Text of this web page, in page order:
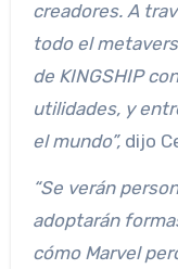
creadores. A
todo el
de KINGSHIP
utilidades, y
el mundo”, dijo
“Se verán
adoptarán
cómo Marvel